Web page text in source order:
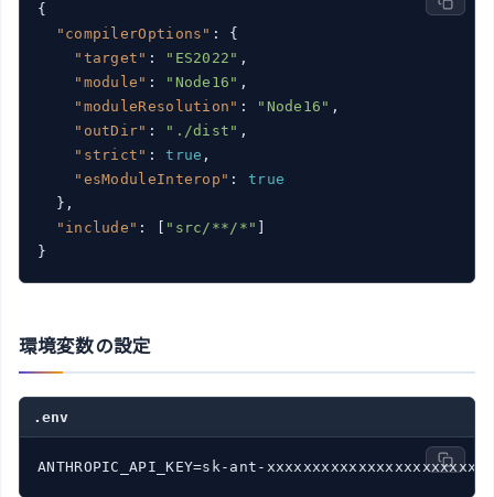
{
"compilerOptions" : {
"target" : "ES2022" ,
"module" : "Node16" ,
"moduleResolution" : "Node16" ,
"outDir" : "./dist" ,
"strict" : true ,
"esModuleInterop" : true
  },
"include" : [ "src/**/*"
}
環境変数の設定
.env
ANTHROPIC_API_KEY=sk-ant-xxxxxxxxxxxxxxxxxxxxxxxx